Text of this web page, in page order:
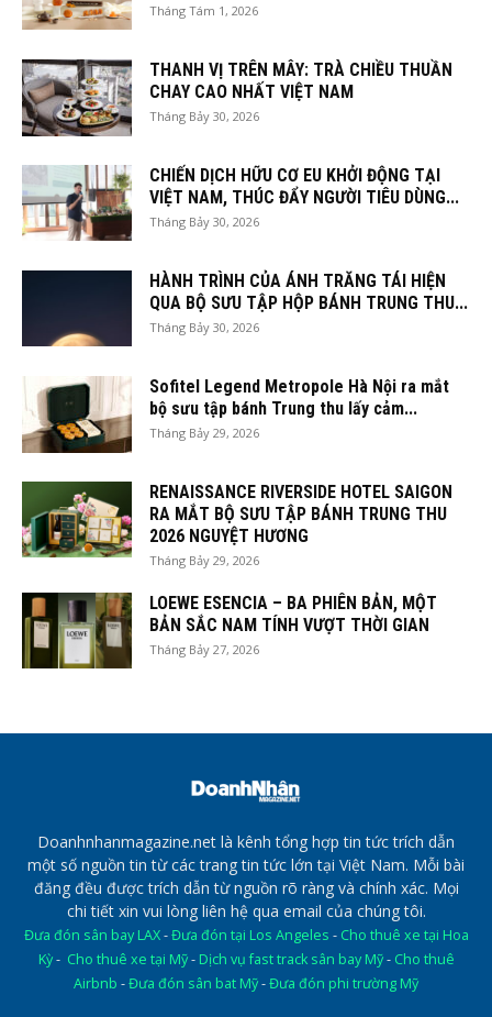
Tháng Tám 1, 2026
THANH VỊ TRÊN MÂY: TRÀ CHIỀU THUẦN
CHAY CAO NHẤT VIỆT NAM
Tháng Bảy 30, 2026
CHIẾN DỊCH HỮU CƠ EU KHỞI ĐỘNG TẠI
VIỆT NAM, THÚC ĐẨY NGƯỜI TIÊU DÙNG...
Tháng Bảy 30, 2026
HÀNH TRÌNH CỦA ÁNH TRĂNG TÁI HIỆN
QUA BỘ SƯU TẬP HỘP BÁNH TRUNG THU...
Tháng Bảy 30, 2026
Sofitel Legend Metropole Hà Nội ra mắt
bộ sưu tập bánh Trung thu lấy cảm...
Tháng Bảy 29, 2026
RENAISSANCE RIVERSIDE HOTEL SAIGON
RA MẮT BỘ SƯU TẬP BÁNH TRUNG THU
2026 NGUYỆT HƯƠNG
Tháng Bảy 29, 2026
LOEWE ESENCIA – BA PHIÊN BẢN, MỘT
BẢN SẮC NAM TÍNH VƯỢT THỜI GIAN
Tháng Bảy 27, 2026
Doanhnhanmagazine.net là kênh tổng hợp tin tức trích dẫn
một số nguồn tin từ các trang tin tức lớn tại Việt Nam. Mỗi bài
đăng đều được trích dẫn từ nguồn rõ ràng và chính xác. Mọi
chi tiết xin vui lòng liên hệ qua email của chúng tôi.
Đưa đón sân bay LAX-Đưa đón tại Los Angeles - Cho thuê xe tại Hoa
Kỳ- Cho thuê xe tại Mỹ- Dịch vụ fast track sân bay Mỹ- Cho thuê
Airbnb -Đưa đón sân bat Mỹ-Đưa đón phi trường Mỹ